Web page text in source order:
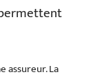
assureur. La